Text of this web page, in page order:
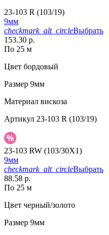
23-103 R (103/19)
9мм
checkmark_alt_circleВыбрать
153.30 р.
По 25 м
Цвет бордовый
Размер 9мм
Материал вискоза
Артикул 23-103 R (103/19)
23-103 RW (103/30X1)
9мм
checkmark_alt_circleВыбрать
88.58 р.
По 25 м
Цвет черный/золото
Размер 9мм